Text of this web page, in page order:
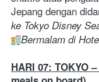
Jepang dengan
ke Tokyo Disney
Bermalam di
HARI 07: TOKYO